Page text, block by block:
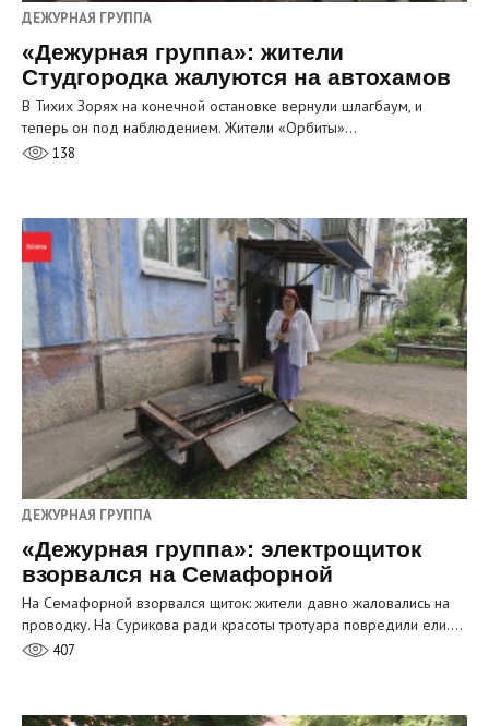
ДЕЖУРНАЯ ГРУППА
«Дежурная группа»: жители
Студгородка жалуются на автохамов
В Тихих Зорях на конечной остановке вернули шлагбаум, и
теперь он под наблюдением. Жители «Орбиты»…
138
ДЕЖУРНАЯ ГРУППА
«Дежурная группа»: электрощиток
взорвался на Семафорной
На Семафорной взорвался щиток: жители давно жаловались на
проводку. На Сурикова ради красоты тротуара повредили ели.…
407